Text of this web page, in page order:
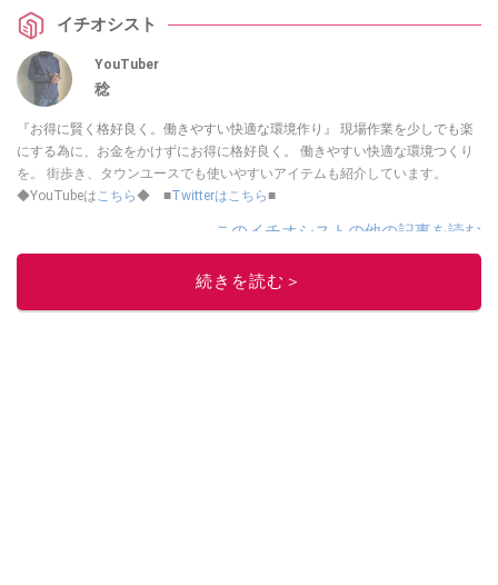
イチオシスト
YouTuber
稔
『お得に賢く格好良く。働きやすい快適な環境作り』 現場作業を少しでも楽
にする為に、お金をかけずにお得に格好良く。 働きやすい快適な環境つくり
を。 街歩き、タウンユースでも使いやすいアイテムも紹介しています。
◆YouTubeはこちら◆ ■Twitterはこちら■
このイチオシストの他の記事を読む
続きを読む＞